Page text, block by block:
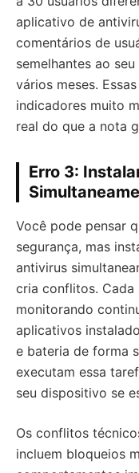
aplicativo de
comentários de
semelhantes ao
vários meses.
indicadores muito
real do que a nota
Erro 3:
Você pode pensar
segurança, mas
antivirus
cria conflitos.
monitorando
aplicativos
e bateria de forma
executam essa
seu dispositivo se
Os conflitos
incluem bloqueios